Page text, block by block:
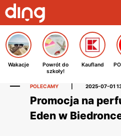
Wakacje
Powrót do
szkoły!
Kaufland
POLECAMY 2025-07-01
Promocja na
Eden w